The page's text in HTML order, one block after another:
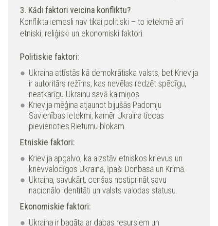
3. Kādi faktori veicina konfliktu?
Konflikta iemesli nav tikai politiski – to ietekmē arī
etniski, reliģiski un ekonomiski faktori.
Politiskie faktori:
Ukraina attīstās kā demokrātiska valsts, bet Krievija
ir autoritārs režīms, kas nevēlas redzēt spēcīgu,
neatkarīgu Ukrainu savā kaimiņos.
Krievija mēģina atjaunot bijušās Padomju
Savienības ietekmi, kamēr Ukraina tiecas
pievienoties Rietumu blokam.
Etniskie faktori:
Krievija apgalvo, ka aizstāv etniskos krievus un
krievvalodīgos Ukrainā, īpaši Donbasā un Krimā.
Ukraina, savukārt, cenšas nostiprināt savu
nacionālo identitāti un valsts valodas statusu.
Ekonomiskie faktori:
Ukraina ir bagāta ar dabas resursiem un